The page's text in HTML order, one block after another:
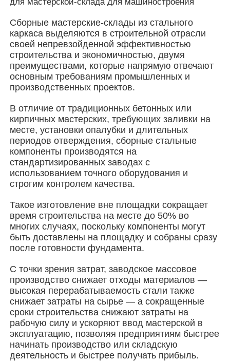
О Компании
Наша фабрика
контроль качества
контактные данные
Новости
Все случаи
Отправить запрос
Мастерская стальных конструкций
склад стальной конструкции
Стальные конструкции
Сборные мастерские-склады из стального
каркаса выделяются в строительной отрасли
своей непревзойденной эффективностью
строительства и экономичностью, двумя
преимуществами, которые напрямую отвечают
основным требованиям промышленных и
производственных проектов.
В отличие от традиционных бетонных или
кирпичных мастерских, требующих заливки на
месте, установки опалубки и длительных
периодов отверждения, сборные стальные
компоненты производятся на
стандартизированных заводах с
использованием точного оборудования и
строгим контролем качества.
Такое изготовление вне площадки сокращает
время строительства на месте до 50% во
многих случаях, поскольку компоненты могут
быть доставлены на площадку и собраны сразу
после готовности фундамента.
С точки зрения затрат, заводское массовое
производство снижает отходы материалов —
высокая перерабатываемость стали также
снижает затраты на сырье — а сокращенные
сроки строительства снижают затраты на
рабочую силу и ускоряют ввод мастерской в
эксплуатацию, позволяя предприятиям быстрее
начинать производство или складскую
деятельность и быстрее получать прибыль.